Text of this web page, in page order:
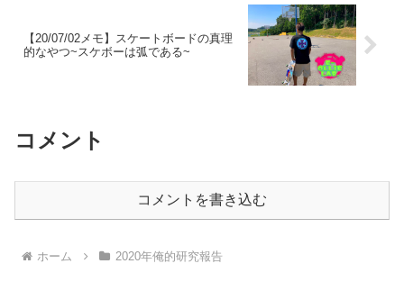
【20/07/02メモ】スケートボードの真理
的なやつ~スケボーは弧である~
コメント
コメントを書き込む
ホーム 2020年俺的研究報告